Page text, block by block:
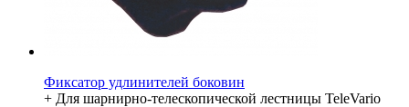
Фиксатор удлинителей боковин
+ Для шарнирно-телескопической лестницы TeleVario